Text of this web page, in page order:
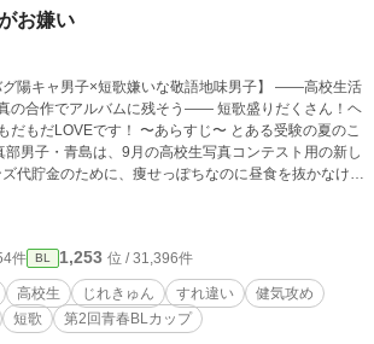
お嫌い
ャ男子×短歌嫌いな敬語地味男子】 ――高校生活
アルバムに残そう―― 短歌盛りだくさん！ヘ
〜あらすじ〜 とある受験の夏のこ
部男子・青島は、9月の高校生写真コンテスト用の新し
代貯金のために、痩せっぽちなのに昼食を抜かなけれ
月に「高校最
短歌と写真でアルバムを合作しよう」と誘われる。 若
奢ってくれるらしい。計画を手伝えば、青島は昼食抜
ンズ代を貯金できる。 青島は「短歌が嫌い
若月は「写真と短歌の勝負だ！」と言い出す。青島は
歌の逃げたら負けのガチ
件 BL 1,253 位 / 31,396件
高校生 じれきゅん すれ違い
健気攻め
短歌 第2回青春BLカップ